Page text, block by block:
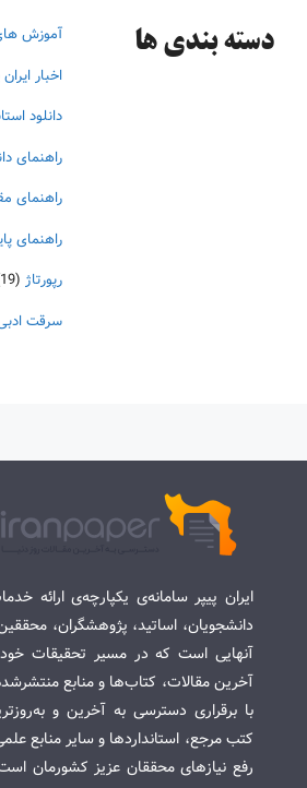
دسته‌ بندی ها آموزش
اخبار ایران
دانلود
راهنمای
راهنمای
راهنمای
رپورتاژ (19)
سرقت
ایران پیپر سامانه‌ی یکپارچه‌ی ارائه
دانشجویان، اساتید، پژوهشگران،
آنهایی است که در مسیر تحقیقات
آخرین مقالات، کتاب‌ها و منابع
با برقراری دسترسی به آخرین و
کتب مرجع، استانداردها و سایر منابع
رفع نیازهای محققان عزیز کشورمان